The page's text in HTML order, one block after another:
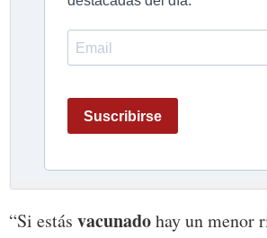
“Si estás vacunadohay un menor